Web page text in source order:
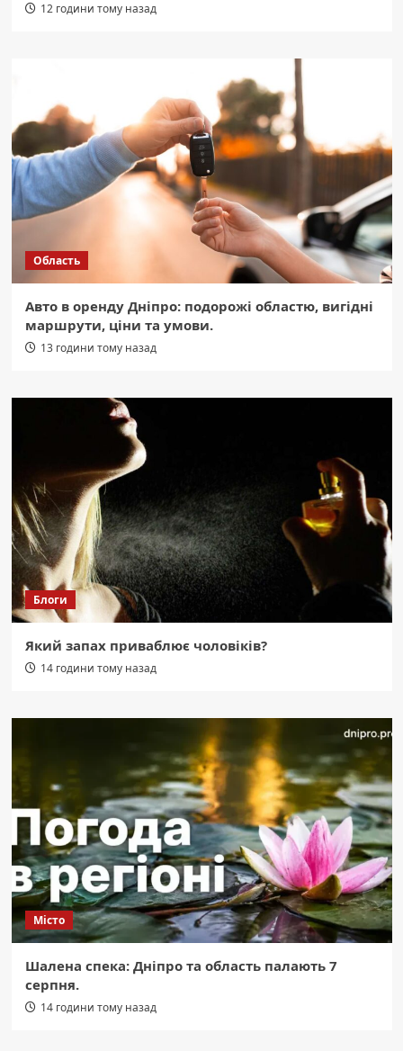
12 години тому назад
Область
Авто в оренду Дніпро: подорожі областю, вигідні
маршрути, ціни та умови.
13 години тому назад
Блоги
Який запах приваблює чоловіків?
14 години тому назад
Місто
Шалена спека: Дніпро та область палають 7
серпня.
14 години тому назад